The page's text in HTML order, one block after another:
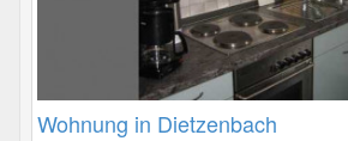
Wohnung in Dietzenbach